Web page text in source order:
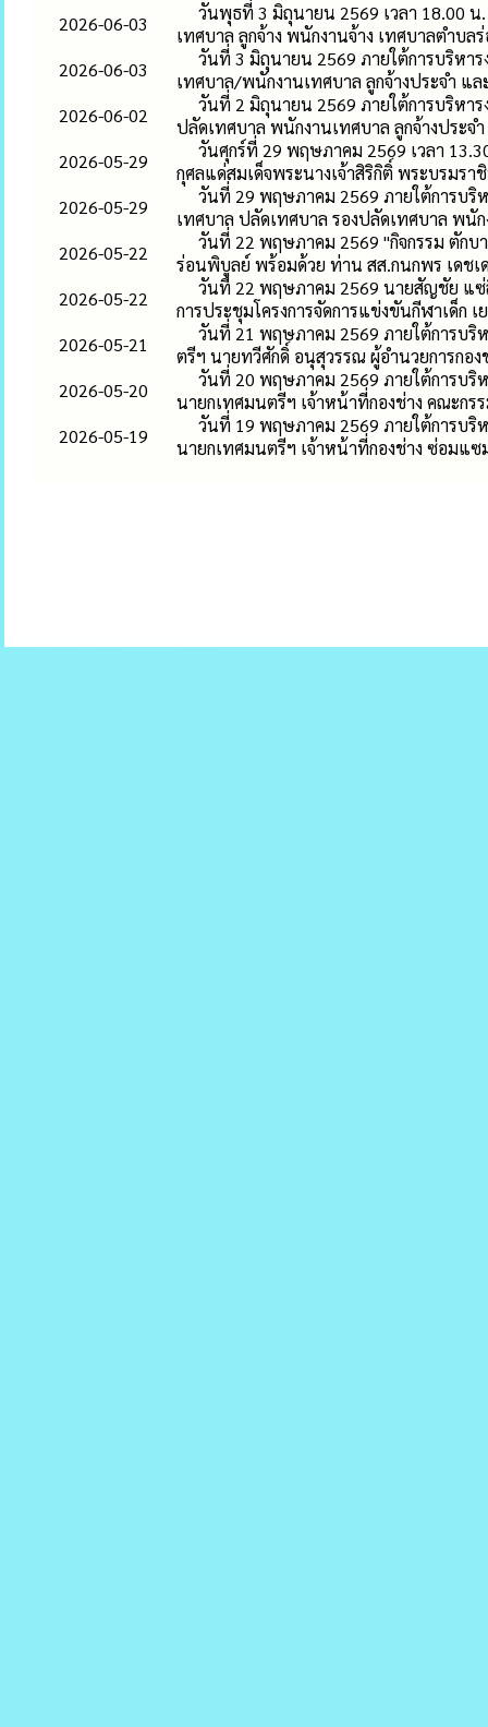
2026-06-03
วันพุธที่ 3 มิถุนายน 2569 เวลา 18.00
เทศบาล ลูกจ้าง พนักงานจ้าง เทศบาลตำบล
2026-06-03
วันที่ 3 มิถุนายน 2569 ภายใต้การบริห
เทศบาล/พนักงานเทศบาล ลูกจ้างประจำ แ
2026-06-02
วันที่ 2 มิถุนายน 2569 ภายใต้การบริห
ปลัดเทศบาล พนักงานเทศบาล ลูกจ้างประจ
2026-05-29
วันศุกร์ที่ 29 พฤษภาคม 2569 เวลา
กุศลแด่สมเด็จพระนางเจ้าสิริกิติ์ พระบรมร
2026-05-29
วันที่ 29 พฤษภาคม 2569 ภายใต้การบ
เทศบาล ปลัดเทศบาล รองปลัดเทศบาล พนั
2026-05-22
วันที่ 22 พฤษภาคม 2569 "กิจกรรม ตักบ
ร่อนพิบูลย์ พร้อมด้วย ท่าน สส.กนกพร เดช
2026-05-22
วันที่ 22 พฤษภาคม 2569 นายสัญชัย แ
การประชุมโครงการจัดการแข่งขันกีฬาเด็ก
2026-05-21
วันที่ 21 พฤษภาคม 2569 ภายใต้การบ
ตรีฯ นายทวีศักดิ์ อนุสุวรรณ ผู้อำนวยการกอง
2026-05-20
วันที่ 20 พฤษภาคม 2569 ภายใต้การบ
นายกเทศมนตรีฯ เจ้าหน้าที่กองช่าง คณะกร
2026-05-19
วันที่ 19 พฤษภาคม 2569 ภายใต้การบ
นายกเทศมนตรีฯ เจ้าหน้าที่กองช่าง ซ่อมแ